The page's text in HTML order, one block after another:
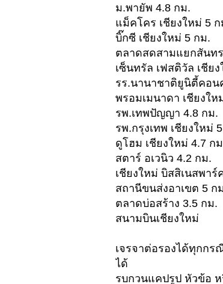
ม.พายัพ 4.8 กม.
แม็คโคร เชียงใหม่ 5 ก
บิ๊กซี เชียงใหม่ 5 กม.
ตลาดสดสามแยกสันท
เซ็นทรัล เฟสติวัล เชีย
รร.นานาชาติยูนิตี้คอน
พรอมเมนาดา เชียงให
รพ.เทพปัญญา 4.8 กม.
รพ.กรุงเทพ เชียงใหม่
ดูโฮม เชียงใหม่ 4.7 ก
สตาร์ อเวนิว 4.2 กม.
เชียงใหม่ บิสสิเนสพาร์
สถานีขนส่งอาเขต 5 ก
ตลาดบ่อสร้าง 3.5 กม.
สนามบินเชียงใหม่
เจรจาต่อรองได้ทุกก
ได้
รบกวนแคปรูป หัวข้อ